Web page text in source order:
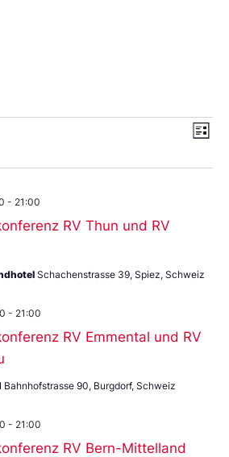
Liste
RV Thun und RV
- 21:00
Schachenstrasse 39, Spiez, Schweiz
RV Emmental und RV
- 21:00
Bahnhofstrasse 90, Burgdorf, Schweiz
RV Bern-Mittelland
- 21:00